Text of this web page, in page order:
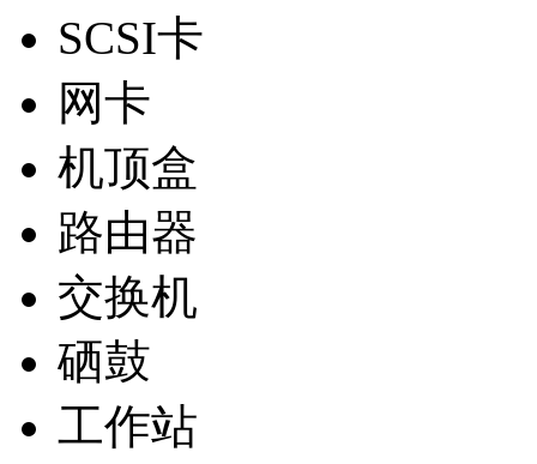
SCSI卡
网卡
机顶盒
路由器
交换机
硒鼓
工作站